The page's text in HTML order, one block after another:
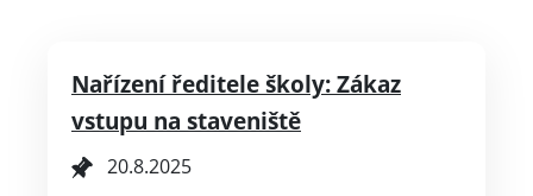
Nařízení ředitele školy: Zákaz
vstupu na staveniště
20.8.2025